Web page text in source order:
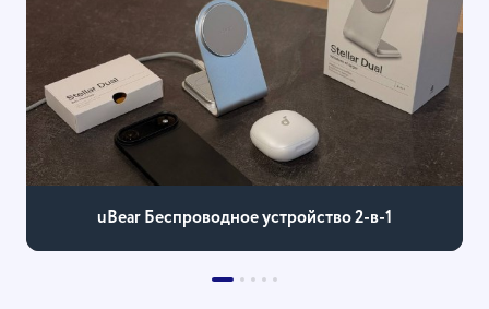
uBear Беспроводное устройство 2-в-1